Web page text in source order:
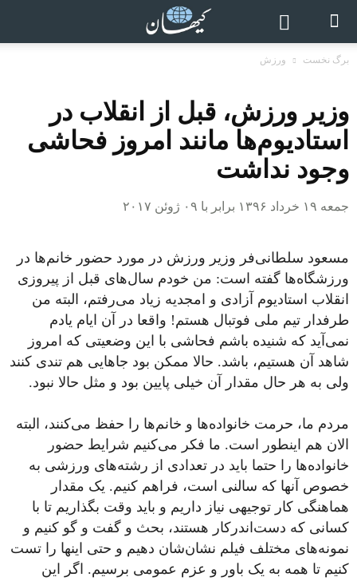
برگ نخست ورزش
وزیر ورزش، قبل از انقلاب در
استادیوم‌ها مانند امروز فحاشی
وجود نداشت
جمعه ۱۹ خرداد ۱۳۹۶ برابر با ۰۹ ژوئن ۲۰۱۷
مسعود سلطانی‌فر وزیر ورزش در مورد حضور خانم‌ها در
ورزشگاه‌ها گفته است: من خودم سال‌های قبل از پیروزی
انقلاب استادیوم آزادی و امجدیه زیاد می‌رفتم، البته من
طرفدار تیم ملی فوتبال هستم! واقعا در آن ایام یادم
نمی‌آید که شنیده باشم فحاشی با این وضعیتی که امروز
شاهد آن هستیم، باشد. حالا ممکن بود جاهایی هم تندی کنند
ولی به هر حال مقدار آن خیلی پایین بود و مثل حالا نبود.
مردم ما، حرمت خانواده‌ها و خانم‌ها را حفظ می‌کنند، البته
الان هم اینطور است. ما فکر می‌کنیم شرایط حضور
خانواده‌ها را حتما باید در تعدادی از رشته‌های ورزشی به
خصوص آنها که سالنی است، فراهم کنیم. یک مقدار
هماهنگی کار توجیهی نیاز داریم و باید وقت بگذاریم تا با
کسانی که دست‌اندرکار هستند، بحث و گفت و گو کنیم و
نمونه‌های مختلف فیلم نشان‌شان دهیم و حتی اینها را تست
کنیم تا همه به یک باور و عزم عمومی برسیم. اگر این